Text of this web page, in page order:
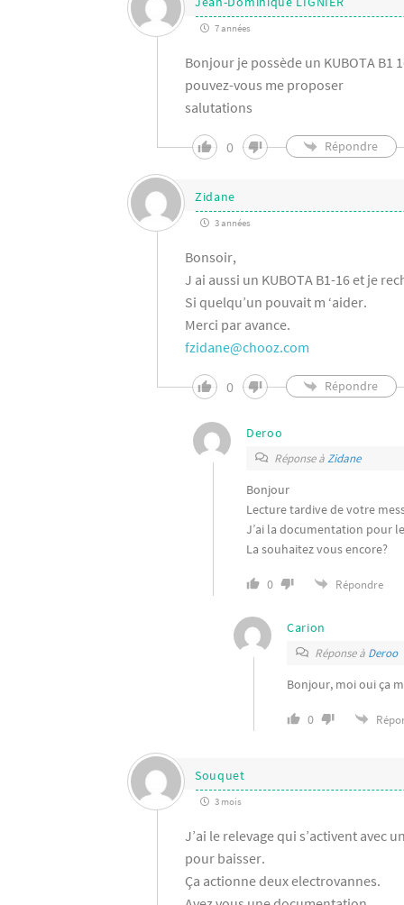
7 années
Bonjour je possède un KUBOTA B1
pouvez-vous me proposer
salutations
0 Répondre
Zidane
3 années
Bonsoir,
J ai aussi un KUBOTA B1-16 et je
Si quelqu’un pouvait m ‘aider.
Merci par avance.
fzidane@chooz.com
0 Répondre
Deroo
Réponse àZidane
Bonjour
Lecture tardive de votre
J’ai la documentation pour
La souhaitez vous encore?
0 Répondre
Carion
Réponse à Deroo
Bonjour, moi oui ça
0
Souquet
3 mois
J’ai le relevage qui s’activent avec
pour baisser.
Ça actionne deux electrovannes.